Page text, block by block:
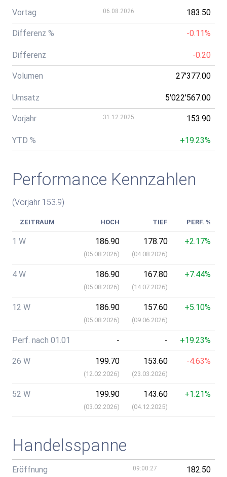
Vortag 06.08.2026 183.50
Differenz % -0.11%
Differenz -0.20
Volumen 27'377.00
Umsatz 5'022'567.00
Vorjahr 31.12.2025 153.90
YTD % +19.23%
Performance Kennzahlen
(Vorjahr 153.9)
ZEITRAUM HOCH TIEF PERF. %
1 W 186.90
(05.08.2026)
178.70
(04.08.2026)
+2.17%
4 W 186.90
(05.08.2026)
167.80
(14.07.2026)
+7.44%
12 W 186.90
(05.08.2026)
157.60
(09.06.2026)
+5.10%
Perf. nach 01.01 - - +19.23%
26 W 199.70
(12.02.2026)
153.60
(23.03.2026)
-4.63%
52 W 199.90
(03.02.2026)
143.60
(04.12.2025)
+1.21%
Handelsspanne
Eröffnung 09:00:27 182.50